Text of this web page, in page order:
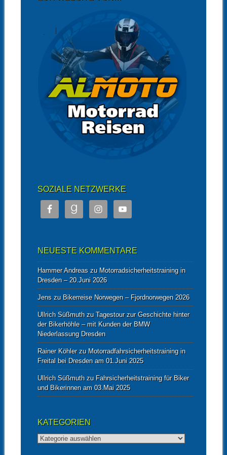
SOZIALE NETZWERKE
NEUESTE KOMMENTARE
Hammer Andreaszu Motorradsicherheitstraining in
Dresden – 20.Juni 2026
Jenszu Bikerreise Norwegen – Fjordnorwegen 2026
Ullrich Süßmuthzu Tagestour zur Geschichte hinter
der Bikerhöhle – mit Kunden der BMW
Niederlassung Dresden
Rainer Köhlerzu Motorradfahrsicherheitstraining in
Freital bei Dresden am 01.Juni 2025
Ullrich Süßmuthzu Fahrsicherheitstraining für Biker
und Bikerinnen am 03.Mai 2025
KATEGORIEN
Kategorien